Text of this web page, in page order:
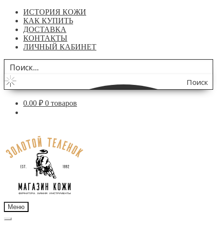
ИСТОРИЯ КОЖИ
КАК КУПИТЬ
ДОСТАВКА
КОНТАКТЫ
ЛИЧНЫЙ КАБИНЕТ
Поиск
по
0.00 ₽ 0 товаров
навигации
содержимому
Меню